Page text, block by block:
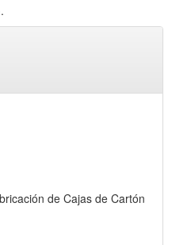
de Cajas de Cartón